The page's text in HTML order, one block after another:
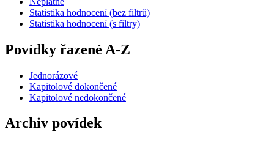
Statistika hodnocení (bez filtrů)
Statistika hodnocení (s filtry)
Povídky řazené A-Z
Jednorázové
Kapitolové dokončené
Kapitolové nedokončené
Archiv povídek